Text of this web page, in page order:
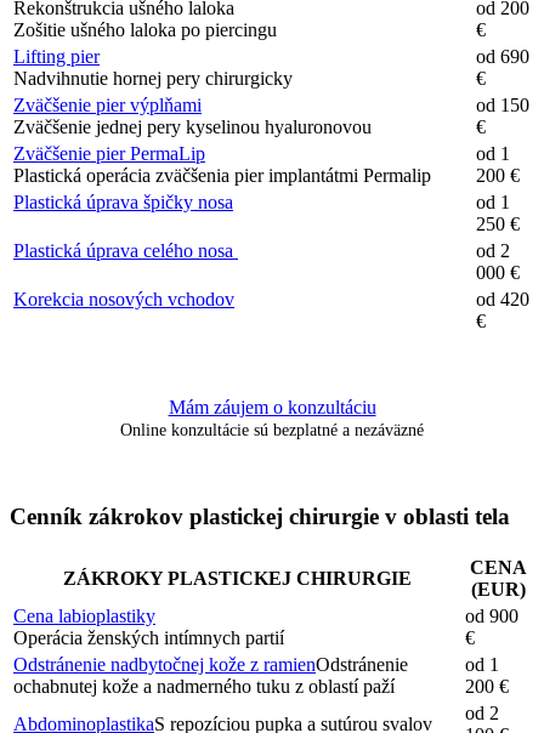
Rekonštrukcia ušného laloka
Zošitie ušného laloka po piercingu
od 200
€
Lifting pier
Nadvihnutie hornej pery chirurgicky
od 690
€
Zväčšenie pier výplňami
Zväčšenie jednej pery kyselinou hyaluronovou
od 150
€
Zväčšenie pier PermaLip
Plastická operácia zväčšenia pier implantátmi Permalip
od 1
200 €
Plastická úprava špičky nosa
od 1
250 €
Plastická úprava celého nosa
od 2
000 €
Korekcia nosových vchodov
od 420
€
Mám záujem o konzultáciu
Online konzultácie sú bezplatné a nezáväzné
Cenník zákrokov plastickej chirurgie v oblasti tela
ZÁKROKY PLASTICKEJ CHIRURGIE
CENA
(EUR)
Cena labioplastiky
Operácia ženských intímnych partií
od 900
€
Odstránenie nadbytočnej kože z ramienOdstránenie
ochabnutej kože a nadmerného tuku z oblastí paží
od 1
200 €
AbdominoplastikaS repozíciou pupka a sutúrou svalov
od 2